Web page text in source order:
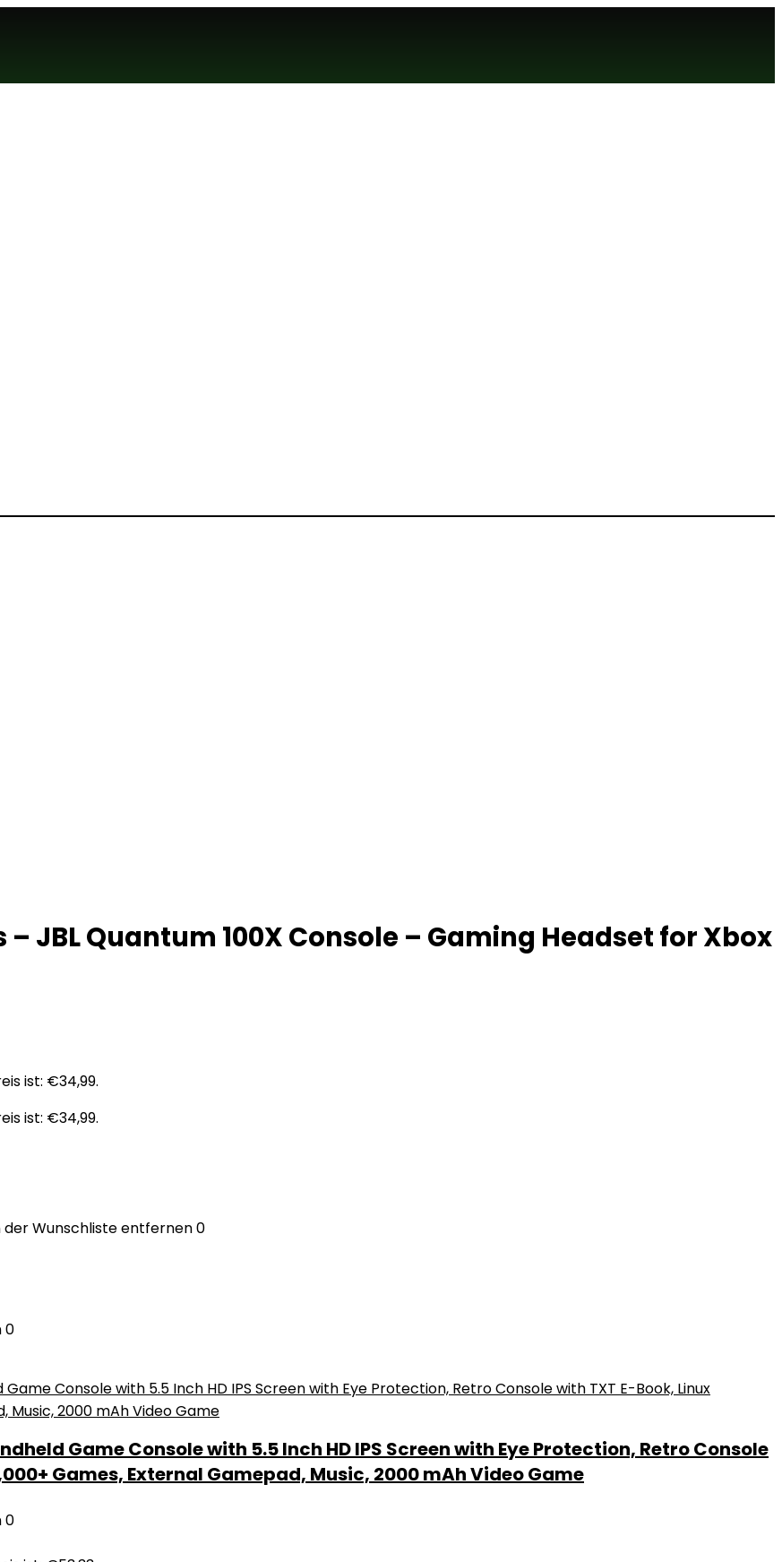
JBL Quantum 100X Console – Gaming Headset for Xbox
ist: €34,99.
ist: €34,99.
der Wunschliste entfernen0
0
Game Console with 5.5 Inch HD IPS Screen with Eye Protection, Retro Console
Games, External Gamepad, Music, 2000 mAh Video Game
0